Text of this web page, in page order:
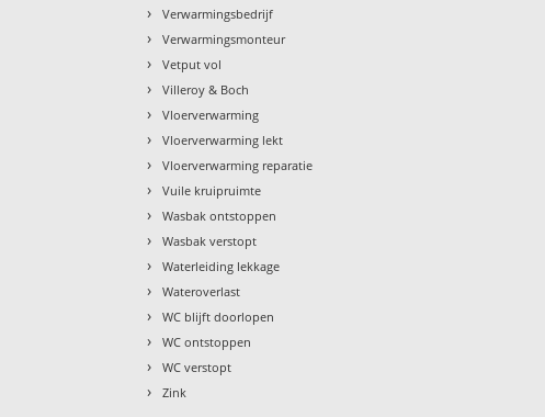
› Verwarmingsbedrijf
› Verwarmingsmonteur
› Vetput vol
› Villeroy & Boch
› Vloerverwarming
› Vloerverwarming lekt
› Vloerverwarming reparatie
› Vuile kruipruimte
› Wasbak ontstoppen
› Wasbak verstopt
› Waterleiding lekkage
› Wateroverlast
› WC blijft doorlopen
› WC ontstoppen
› WC verstopt
› Zink